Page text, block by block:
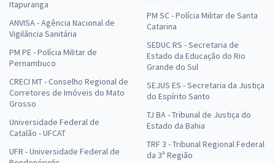
Itapuranga
ANVISA - Agência Nacional de
Vigilância Sanitária
PM PE - Polícia Militar de
Pernambuco
CRECI MT - Conselho Regional de
Corretores de Imóveis do Mato
Grosso
Universidade Federal de
Catalão - UFCAT
UFR - Universidade Federal de
PM SC - Polícia Militar de Santa
Catarina
SEDUC RS - Secretaria de
Estado da Educação do Rio
Grande do Sul
SEJUS ES - Secretaria da Justiça
do Espírito Santo
TJ BA - Tribunal de Justiça do
Estado da Bahia
TRF 3 - Tribunal Regional Federal
da 3ª Região